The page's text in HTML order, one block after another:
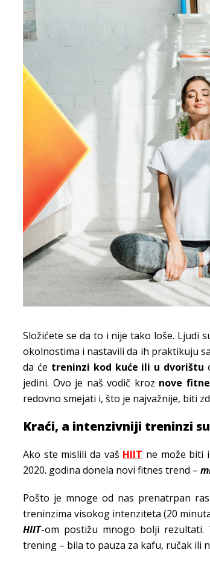
Složićete se da to i nije tako loše. Ljudi
okolnostima i nastavili da ih praktikuju
da će treninzi kod kuće ili u dvorištu
jedini. Ovo je naš vodič kroz nove
redovno smejati i, što je najvažnije, biti
Kraći, a intenzivniji treninzi
Ako ste mislili da vaš HIIT ne može biti
2020. godina donela novi fitnes trend –
Pošto je mnoge od nas prenatrpan
treninzima visokog intenziteta (20
HIIT-om postižu mnogo bolji
trening – bila to pauza za kafu, ručak ili